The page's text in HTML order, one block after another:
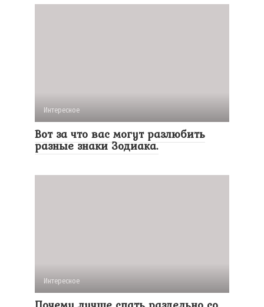
Интересное
Вот за что вас могут разлюбить
разные знаки Зодиака.
Интересное